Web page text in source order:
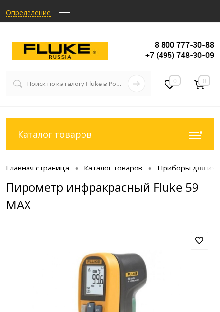
Определение
8 800 777-30-88
+7 (495) 748-30-09
0 0
Каталог товаров
Главная страница • Каталог товаров • Приборы для
Пирометр инфракрасный Fluke 59
MAX